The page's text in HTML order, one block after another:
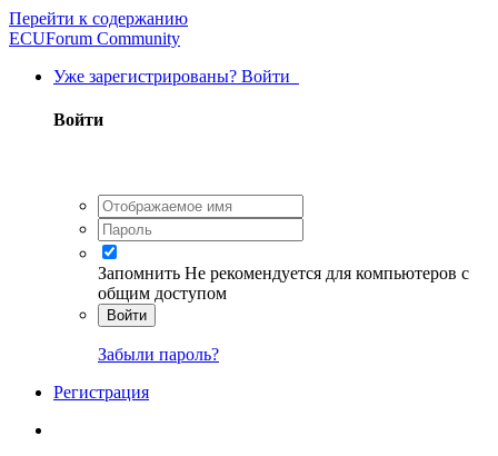
Перейти к содержанию
ECUForum Community
Уже зарегистрированы? Войти
Войти
Запомнить Не рекомендуется для компьютеров с
общим доступом
Войти
Забыли пароль?
Регистрация